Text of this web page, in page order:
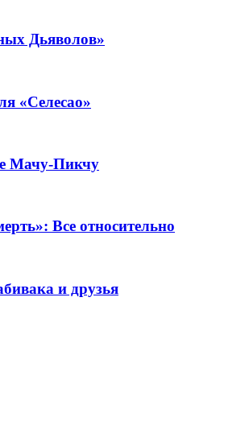
Дьяволов»
«Селесао»
Мачу-Пикчу
Все относительно
и друзья